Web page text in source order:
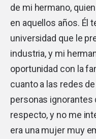
de mi hermano,
en aquellos años. Él
universidad que le
industria, y mi
oportunidad con la
cuanto a las redes
personas ignorantes
respecto, y no me
era una mujer muy